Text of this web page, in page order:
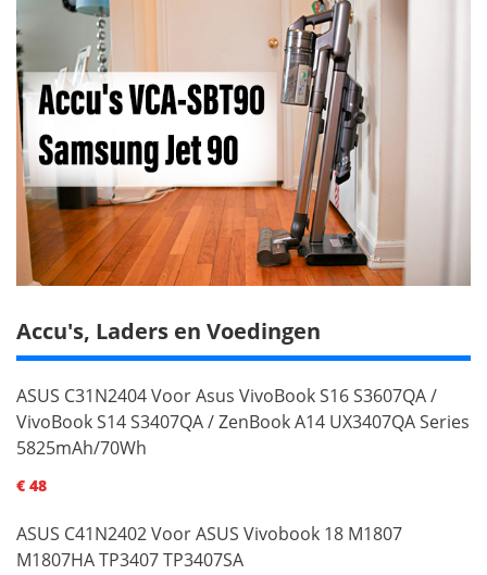
Accu's, Laders en Voedingen
ASUS C31N2404 Voor Asus VivoBook S16 S3607QA /
VivoBook S14 S3407QA / ZenBook A14 UX3407QA Series
5825mAh/70Wh
€ 48
ASUS C41N2402 Voor ASUS Vivobook 18 M1807
M1807HA TP3407 TP3407SA